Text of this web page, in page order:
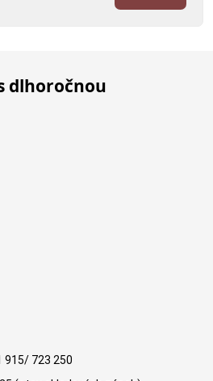
dlhoročnou
915/ 723 250